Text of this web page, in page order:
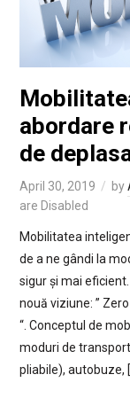
abordare
de
April 30, 2019 by
are Disabled
Mobilitatea
de a ne gândi la
sigur și mai
nouă viziune: ”
“. Conceptul de
moduri de
pliabile), autobuze,